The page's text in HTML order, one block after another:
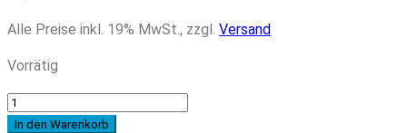
Alle Preise inkl. 19% MwSt., zzgl. Versand
Vorrätig
Rodriguez
Jr.
In den Warenkorb